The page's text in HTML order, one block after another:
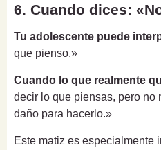
6. Cuando dices:
Tu adolescente puede
que pienso.»
Cuando lo que realmente
decir lo que piensas, pero no
daño para hacerlo.»
Este matiz es especialmente